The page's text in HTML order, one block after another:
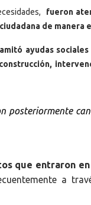
fueron
de manera
ayudas
posteriormente
que entraron
a